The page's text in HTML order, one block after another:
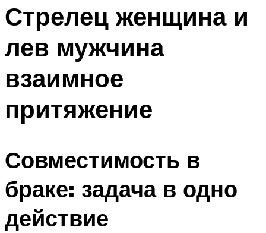
Стрелец женщина и
лев мужчина
взаимное
притяжение
Совместимость в
браке: задача в одно
действие